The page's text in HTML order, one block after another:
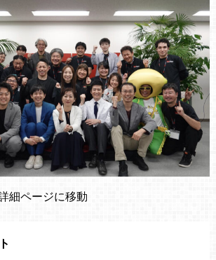
細ページに移動